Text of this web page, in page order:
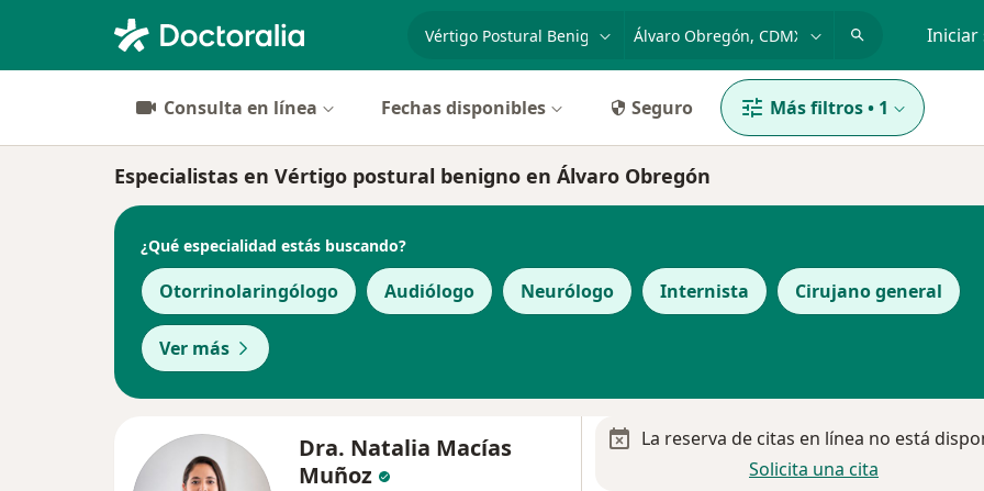
especialidad, enfermedad o nombre
p. ej. Guadalajara Iniciar
Consulta en línea Fechas disponibles Seguro Más filtros• 1
Especialistas en Vértigo postural benigno en Álvaro Obregón
¿Qué especialidad estás buscando?
Otorrinolaringólogo Audiólogo Neurólogo Internista Cirujano general
Ver más
Dra. Natalia Macías
Muñoz
La reserva de citas en línea no está
Solicita una cita